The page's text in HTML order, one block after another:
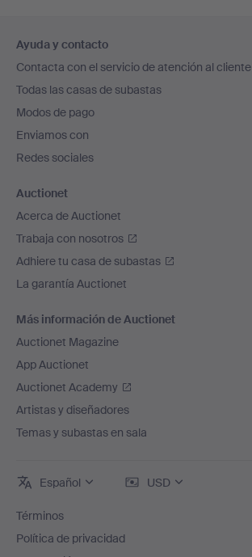
en
el
pie
de
página
Ayuda y contacto
Contacta con el servicio de atención al cliente
Todas las casas de subastas
Modos de pago
Enviamos con
Redes sociales
Auctionet
Acerca de Auctionet
Trabaja con nosotros
Adhiere tu casa de subastas
La garantía Auctionet
Más información de Auctionet
Auctionet Magazine
App Auctionet
Auctionet Academy
Artistas y diseñadores
Temas y subastas en sala
Español USD
Términos
Política de privacidad